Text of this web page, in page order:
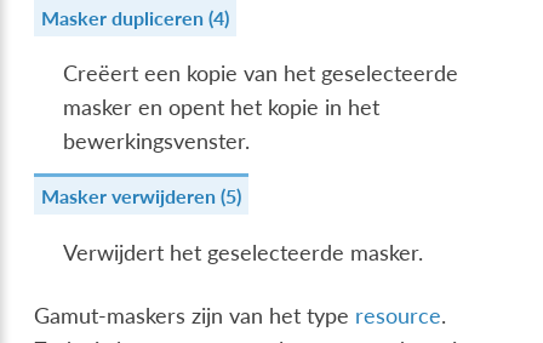
Masker dupliceren (4)
Creëert een kopie van het geselecteerde
masker en opent het kopie in het
bewerkingsvenster.
Masker verwijderen (5)
Verwijdert het geselecteerde masker.
Gamut-maskers zijn van het type resource.